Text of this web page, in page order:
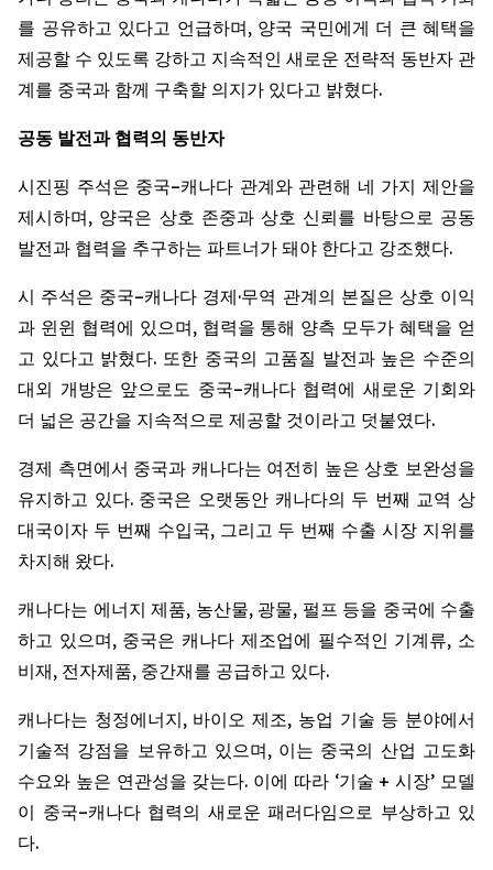
를 공유하고 있다고 언급하며, 양국 국민에게 더 큰 혜택을
제공할 수 있도록 강하고 지속적인 새로운 전략적 동반자 관
계를 중국과 함께 구축할 의지가 있다고 밝혔다.
공동 발전과 협력의 동반자
시진핑 주석은 중국–캐나다 관계와 관련해 네 가지 제안을
제시하며, 양국은 상호 존중과 상호 신뢰를 바탕으로 공동
발전과 협력을 추구하는 파트너가 돼야 한다고 강조했다.
시 주석은 중국–캐나다 경제·무역 관계의 본질은 상호 이익
과 윈윈 협력에 있으며, 협력을 통해 양측 모두가 혜택을 얻
고 있다고 밝혔다. 또한 중국의 고품질 발전과 높은 수준의
대외 개방은 앞으로도 중국–캐나다 협력에 새로운 기회와
더 넓은 공간을 지속적으로 제공할 것이라고 덧붙였다.
경제 측면에서 중국과 캐나다는 여전히 높은 상호 보완성을
유지하고 있다. 중국은 오랫동안 캐나다의 두 번째 교역 상
대국이자 두 번째 수입국, 그리고 두 번째 수출 시장 지위를
차지해 왔다.
캐나다는 에너지 제품, 농산물, 광물, 펄프 등을 중국에 수출
하고 있으며, 중국은 캐나다 제조업에 필수적인 기계류, 소
비재, 전자제품, 중간재를 공급하고 있다.
캐나다는 청정에너지, 바이오 제조, 농업 기술 등 분야에서
기술적 강점을 보유하고 있으며, 이는 중국의 산업 고도화
수요와 높은 연관성을 갖는다. 이에 따라 ‘기술 + 시장’ 모델
이 중국–캐나다 협력의 새로운 패러다임으로 부상하고 있
다.